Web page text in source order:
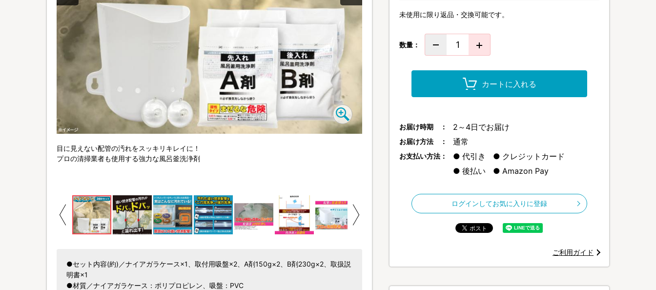
目に見えない配管の汚れをスッキリキレイに！
プロの清掃業者も使用する強力な風呂釜洗浄剤
ハウスクリーニング業者が行っている風呂釜クリーニングをご家庭でどなたでも簡単に行えま
●セット内容(約)／ナイアガラケース×1、取付用吸盤×2、A剤150g×2、B剤230g×2、取扱説
明書×1
●材質／ナイアガラケース：ポリプロピレン、吸盤：PVC
未使用に限り返品・交換可能です。
数量：
カートに入れる
お届け時期 ： 2～4日でお届け
お届け方法 ： 通常
お支払い方法： 代引き
クレジットカード
後払い
Amazon Pay
ログインしてお気に入りに登録
ご利用ガイド